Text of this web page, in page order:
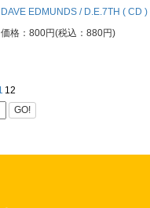
DAVE EDMUNDS / D.E.7TH ( CD )
価格：800円(税込：880円)
12
GO!